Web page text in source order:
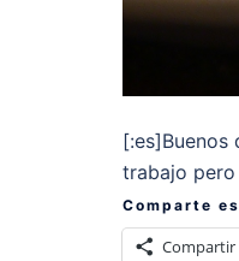
[:es]Buenos
trabajo
Comparte
Compartir